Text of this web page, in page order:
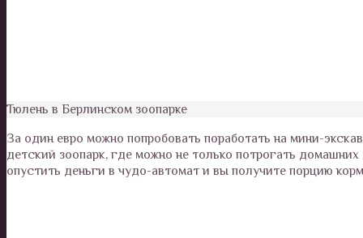
Тюлень в Берлинском зоопарке
За один евро можно попробовать поработать на мини-
детский зоопарк, где можно не только потрогать
опустить деньги в чудо-автомат и вы получите порцию